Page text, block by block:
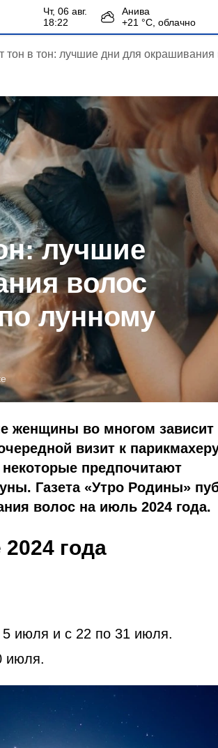
чт, 06 авг.
18:22
Анива
+21 °С, облачно
тон в тон: лучшие дни для окрашивания
лучшие
волос
лунному
женщины во многом зависит
визит к
предпочитают
Газета «Утро Родины»
волос на июль 2024 года.
года
июля и с 22 по 31 июля.
июля.